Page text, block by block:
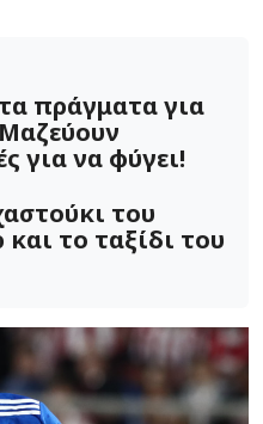
πράγματα για
για να φύγει!
του
και το ταξίδι του